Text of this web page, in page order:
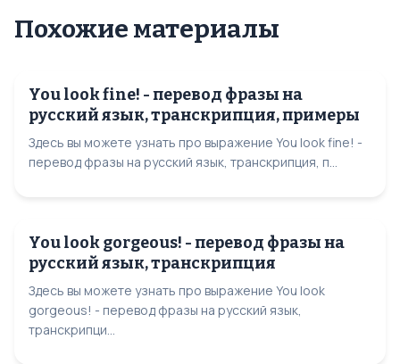
Похожие материалы
You look fine! - перевод фразы на
русский язык, транскрипция, примеры
Здесь вы можете узнать про выражение You look fine! -
перевод фразы на русский язык, транскрипция, п...
You look gorgeous! - перевод фразы на
русский язык, транскрипция
Здесь вы можете узнать про выражение You look
gorgeous! - перевод фразы на русский язык,
транскрипци...